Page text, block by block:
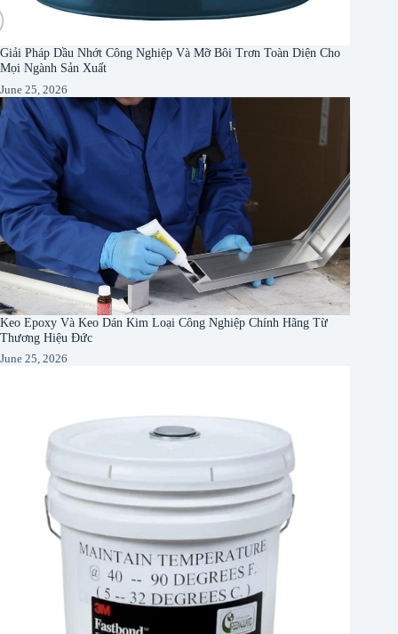
Giải Pháp Dầu Nhớt Công Nghiệp Và Mỡ Bôi Trơn Toàn Diện Cho
Mọi Ngành Sản Xuất
June 25, 2026
Keo Epoxy Và Keo Dán Kim Loại Công Nghiệp Chính Hãng Từ
Thương Hiệu Đức
June 25, 2026